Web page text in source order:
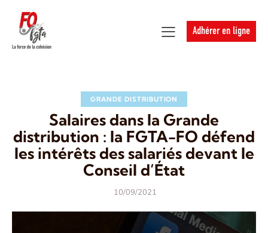
Adhérer en ligne
GRANDE DISTRIBUTION
Salaires dans la Grande
distribution : la FGTA-FO défend
les intérêts des salariés devant le
Conseil d’État
10/09/2021